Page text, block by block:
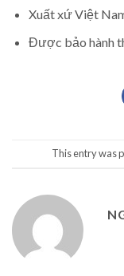
Xuất xứ Việt
Được bảo hành
This entry was